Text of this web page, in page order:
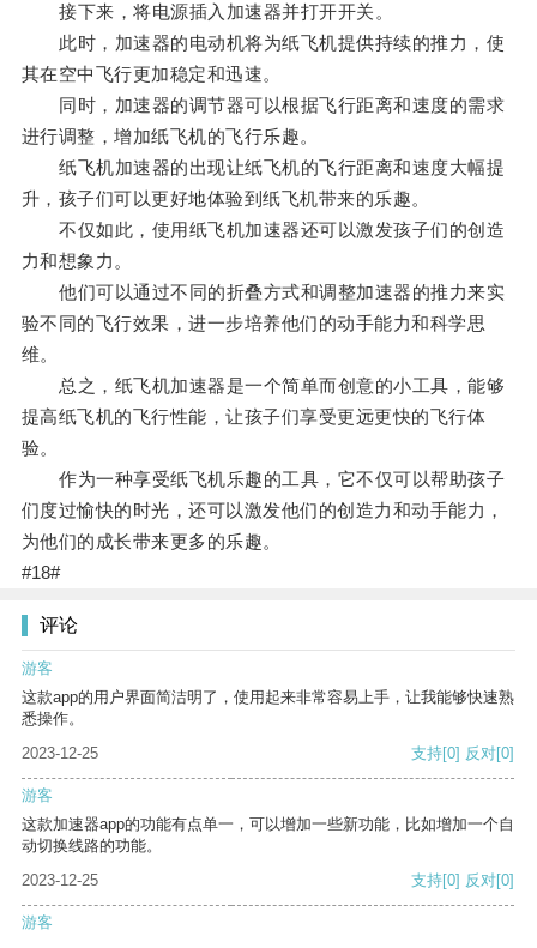
接下来，将电源插入加速器并打开开关。
此时，加速器的电动机将为纸飞机提供持续的推力，使
其在空中飞行更加稳定和迅速。
同时，加速器的调节器可以根据飞行距离和速度的需求
进行调整，增加纸飞机的飞行乐趣。
纸飞机加速器的出现让纸飞机的飞行距离和速度大幅提
升，孩子们可以更好地体验到纸飞机带来的乐趣。
不仅如此，使用纸飞机加速器还可以激发孩子们的创造
力和想象力。
他们可以通过不同的折叠方式和调整加速器的推力来实
验不同的飞行效果，进一步培养他们的动手能力和科学思
维。
总之，纸飞机加速器是一个简单而创意的小工具，能够
提高纸飞机的飞行性能，让孩子们享受更远更快的飞行体
验。
作为一种享受纸飞机乐趣的工具，它不仅可以帮助孩子
们度过愉快的时光，还可以激发他们的创造力和动手能力，
为他们的成长带来更多的乐趣。
#18#
评论
游客
这款app的用户界面简洁明了，使用起来非常容易上手，让我能够快速熟
悉操作。
2023-12-25
支持[0] 反对[0]
游客
这款加速器app的功能有点单一，可以增加一些新功能，比如增加一个自
动切换线路的功能。
2023-12-25
支持[0] 反对[0]
游客